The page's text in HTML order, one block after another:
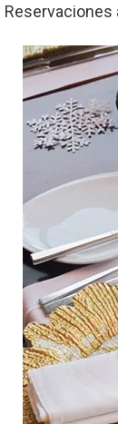
Reservaciones